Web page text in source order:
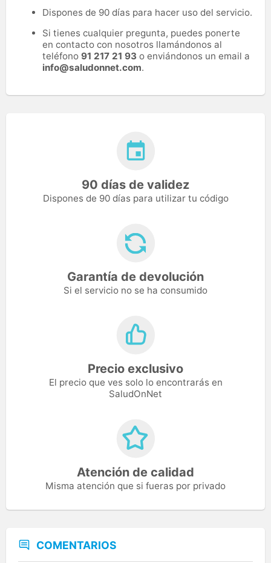
Dispones de 90 días para hacer uso del servicio.
Si tienes cualquier pregunta, puedes ponerte
en contacto con nosotros llamándonos al
teléfono 91 217 21 93 o enviándonos un email a
info@saludonnet.com.
90 días de validez
Dispones de 90 días para utilizar tu código
Garantía de devolución
Si el servicio no se ha consumido
Precio exclusivo
El precio que ves solo lo encontrarás en
SaludOnNet
Atención de calidad
Misma atención que si fueras por privado
COMENTARIOS